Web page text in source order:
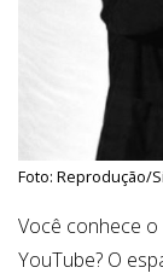
Foto: Reprodução/
Você conhece
YouTube? O